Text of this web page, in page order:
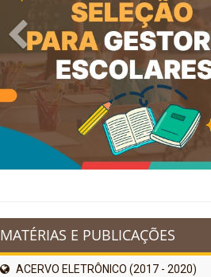
Previous
MATÉRIAS E PUBLICAÇÕES
ACERVO ELETRÔNICO (2017 - 2020)